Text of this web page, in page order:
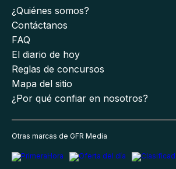
¿Quiénes somos?
Contáctanos
FAQ
El diario de hoy
Reglas de concursos
Mapa del sitio
¿Por qué confiar en nosotros?
Otras marcas de GFR Media